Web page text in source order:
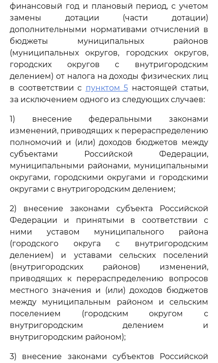
финансовый год и плановый период, с учетом
замены дотации (части дотации)
дополнительными нормативами отчислений в
бюджеты муниципальных районов
(муниципальных округов, городских округов,
городских округов с внутригородским
делением) от налога на доходы физических лиц
в соответствии с пунктом 5 настоящей статьи,
за исключением одного из следующих случаев:
1) внесение федеральными законами
изменений, приводящих к перераспределению
полномочий и (или) доходов бюджетов между
субъектами Российской Федерации,
муниципальными районами, муниципальными
округами, городскими округами и городскими
округами с внутригородским делением;
2) внесение законами субъекта Российской
Федерации и принятыми в соответствии с
ними уставом муниципального района
(городского округа с внутригородским
делением) и уставами сельских поселений
(внутригородских районов) изменений,
приводящих к перераспределению вопросов
местного значения и (или) доходов бюджетов
между муниципальным районом и сельским
поселением (городским округом с
внутригородским делением и
внутригородским районом);
3) внесение законами субъектов Российской